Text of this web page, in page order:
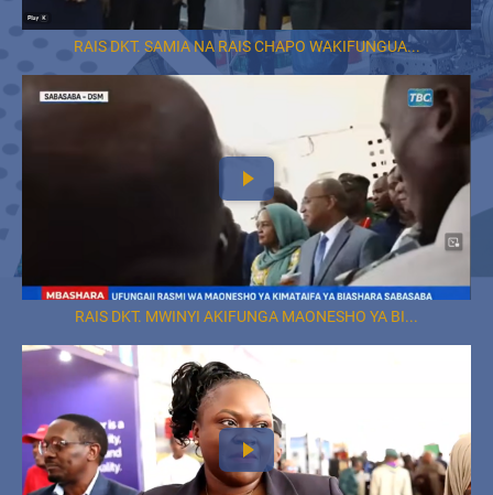
RAIS DKT. SAMIA NA RAIS CHAPO WAKIFUNGUA...
RAIS DKT. MWINYI AKIFUNGA MAONESHO YA BI...